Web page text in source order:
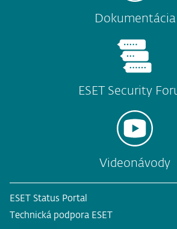
Dokumentácia
ESET Security
Videonávody
ESET Status Portal
Technická podpora ESET